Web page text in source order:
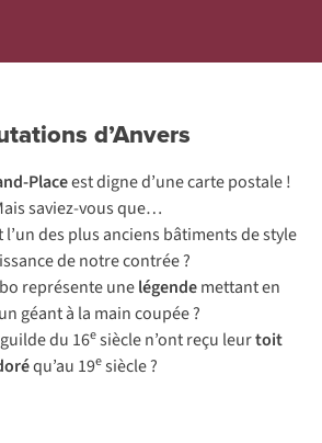
d’Anvers
Placeest digne d’une carte postale !
saviez-vous que…
l’un des plus anciens bâtiments de style
de notre contrée ?
représente unelégendemettant en
géant à la main coupée ?
du 16esiècle n’ont reçu leurtoit
qu’au 19esiècle ?